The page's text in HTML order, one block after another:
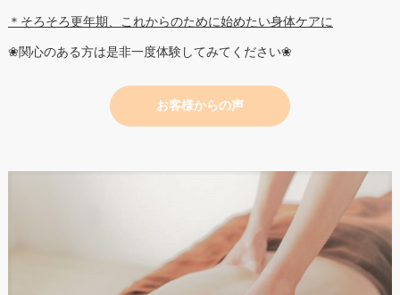
＊そろそろ更年期、これからのために始めたい身体ケアに
❀関心のある方は是非一度体験してみてください❀
お客様からの声